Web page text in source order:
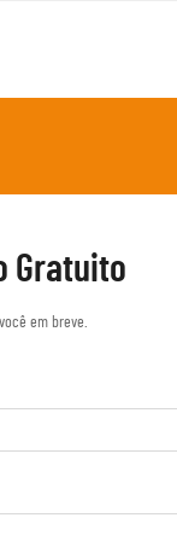
Gratuito
em breve.